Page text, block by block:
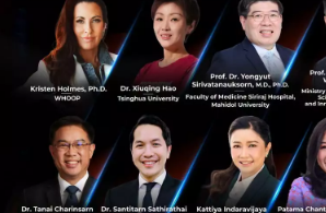
ในตลาดอย่างเต็มตัว และเริ่ม
มีนาคม 4, 2022| ByTechsauce
115
News MOLOG LogisTech